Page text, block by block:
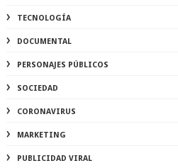
TECNOLOGÍA
DOCUMENTAL
PERSONAJES PÚBLICOS
SOCIEDAD
CORONAVIRUS
MARKETING
PUBLICIDAD VIRAL